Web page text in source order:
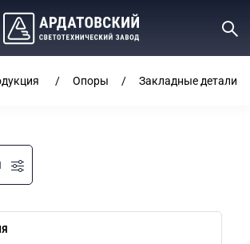
Опоры Закладные детали